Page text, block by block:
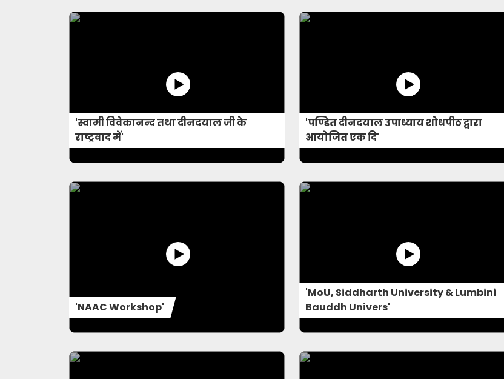
'स्वामी विवेकानन्द तथा दीनदयाल जी के
राष्ट्रवाद में'
'पण्डित दीनदयाल उपाध्याय शोधपीठ द्वारा
आयोजित एक दि'
'NAAC Workshop'
'MoU, Siddharth University & Lumbini
Bauddh Univers'